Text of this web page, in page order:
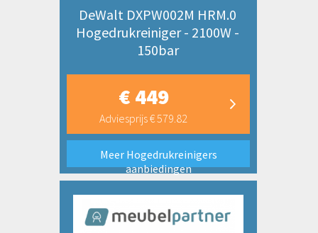
DeWalt DXPW002M HRM.0
Hogedrukreiniger - 2100W -
150bar
€ 449
Adviesprijs € 579.82
Meer Hogedrukreinigers
aanbiedingen